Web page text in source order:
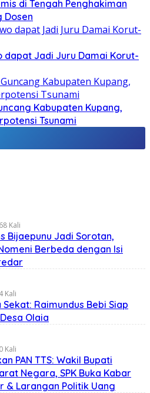
di Tengah Penghakiman
Dosen
dapat Jadi Juru Damai Korut-
Kabupaten Kupang,
Tsunami
Kali
Bijaepunu Jadi Sorotan,
Berbeda dengan Isi
Kali
Raimundus Bebi Siap
Olaia
Kali
PAN TTS: Wakil Bupati
Negara, SPK Buka Kabar
& Larangan Politik Uang